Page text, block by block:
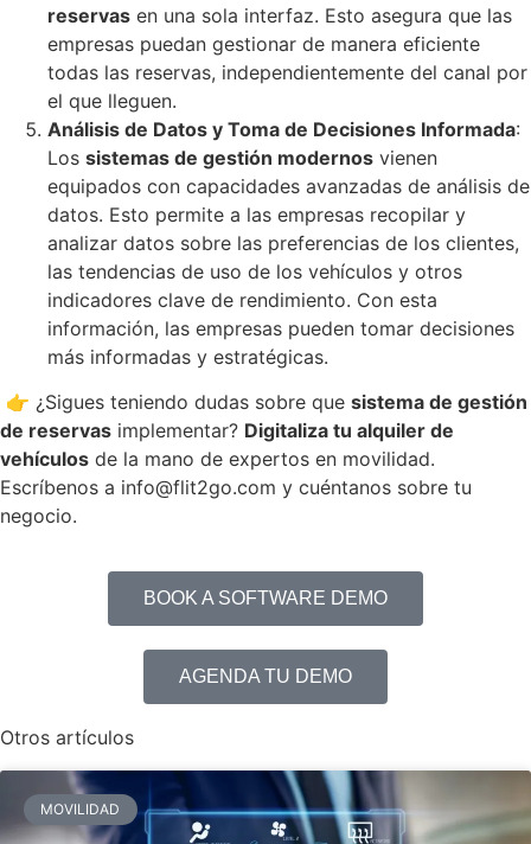
reservas en una sola interfaz. Esto asegura que las
empresas puedan gestionar de manera eficiente
todas las reservas, independientemente del canal por
el que lleguen.
Análisis de Datos y Toma de Decisiones Informada:
Los sistemas de gestión modernos vienen
equipados con capacidades avanzadas de análisis de
datos. Esto permite a las empresas recopilar y
analizar datos sobre las preferencias de los clientes,
las tendencias de uso de los vehículos y otros
indicadores clave de rendimiento. Con esta
información, las empresas pueden tomar decisiones
más informadas y estratégicas.
👉 ¿Sigues teniendo dudas sobre que sistema de gestión
de reservas implementar? Digitaliza tu alquiler de
vehículos de la mano de expertos en movilidad.
Escríbenos a info@flit2go.com y cuéntanos sobre tu
negocio.
BOOK A SOFTWARE DEMO
AGENDA TU DEMO
Otros artículos
MOVILIDAD